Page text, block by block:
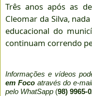
Três anos após as
Cleomar da Silva,
educacional do
continuam correndo
Informações e vídeos
em Focoatravés do e-
pelo WhatSapp (98) 9965-